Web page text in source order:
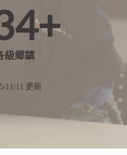
級鄉鎮
11/11 更新